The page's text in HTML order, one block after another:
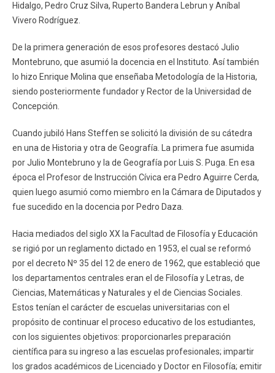
Hidalgo, Pedro Cruz Silva, Ruperto Bandera Lebrun y Aníbal
Vivero Rodríguez.
De la primera generación de esos profesores destacó Julio
Montebruno, que asumió la docencia en el Instituto. Así también
lo hizo Enrique Molina que enseñaba Metodología de la Historia,
siendo posteriormente fundador y Rector de la Universidad de
Concepción.
Cuando jubiló Hans Steffen se solicitó la división de su cátedra
en una de Historia y otra de Geografía. La primera fue asumida
por Julio Montebruno y la de Geografía por Luis S. Puga. En esa
época el Profesor de Instrucción Cívica era Pedro Aguirre Cerda,
quien luego asumió como miembro en la Cámara de Diputados y
fue sucedido en la docencia por Pedro Daza.
Hacia mediados del siglo XX la Facultad de Filosofía y Educación
se rigió por un reglamento dictado en 1953, el cual se reformó
por el decreto Nº 35 del 12 de enero de 1962, que estableció que
los departamentos centrales eran el de Filosofía y Letras, de
Ciencias, Matemáticas y Naturales y el de Ciencias Sociales.
Estos tenían el carácter de escuelas universitarias con el
propósito de continuar el proceso educativo de los estudiantes,
con los siguientes objetivos: proporcionarles preparación
científica para su ingreso a las escuelas profesionales; impartir
los grados académicos de Licenciado y Doctor en Filosofía; emitir